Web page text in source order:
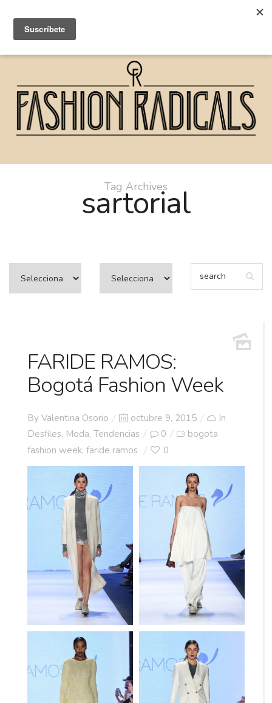
Tag Archives
sartorial
FARIDE RAMOS:
Bogotá Fashion Week
By Valentina Osorio
Posted
on
octubre 9, 2015
In
Desfiles, Moda, Tendencias 0
bogota
fashion week, faride ramos 0